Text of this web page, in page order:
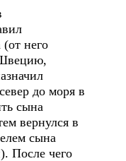
него
до моря в
сына
вернулся в
сына
После чего